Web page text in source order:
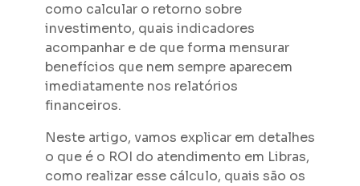
como calcular o retorno sobre
investimento, quais indicadores
acompanhar e de que forma mensurar
benefícios que nem sempre aparecem
imediatamente nos relatórios
financeiros.
Neste artigo, vamos explicar em detalhes
o que é o ROI do atendimento em Libras,
como realizar esse cálculo, quais são os